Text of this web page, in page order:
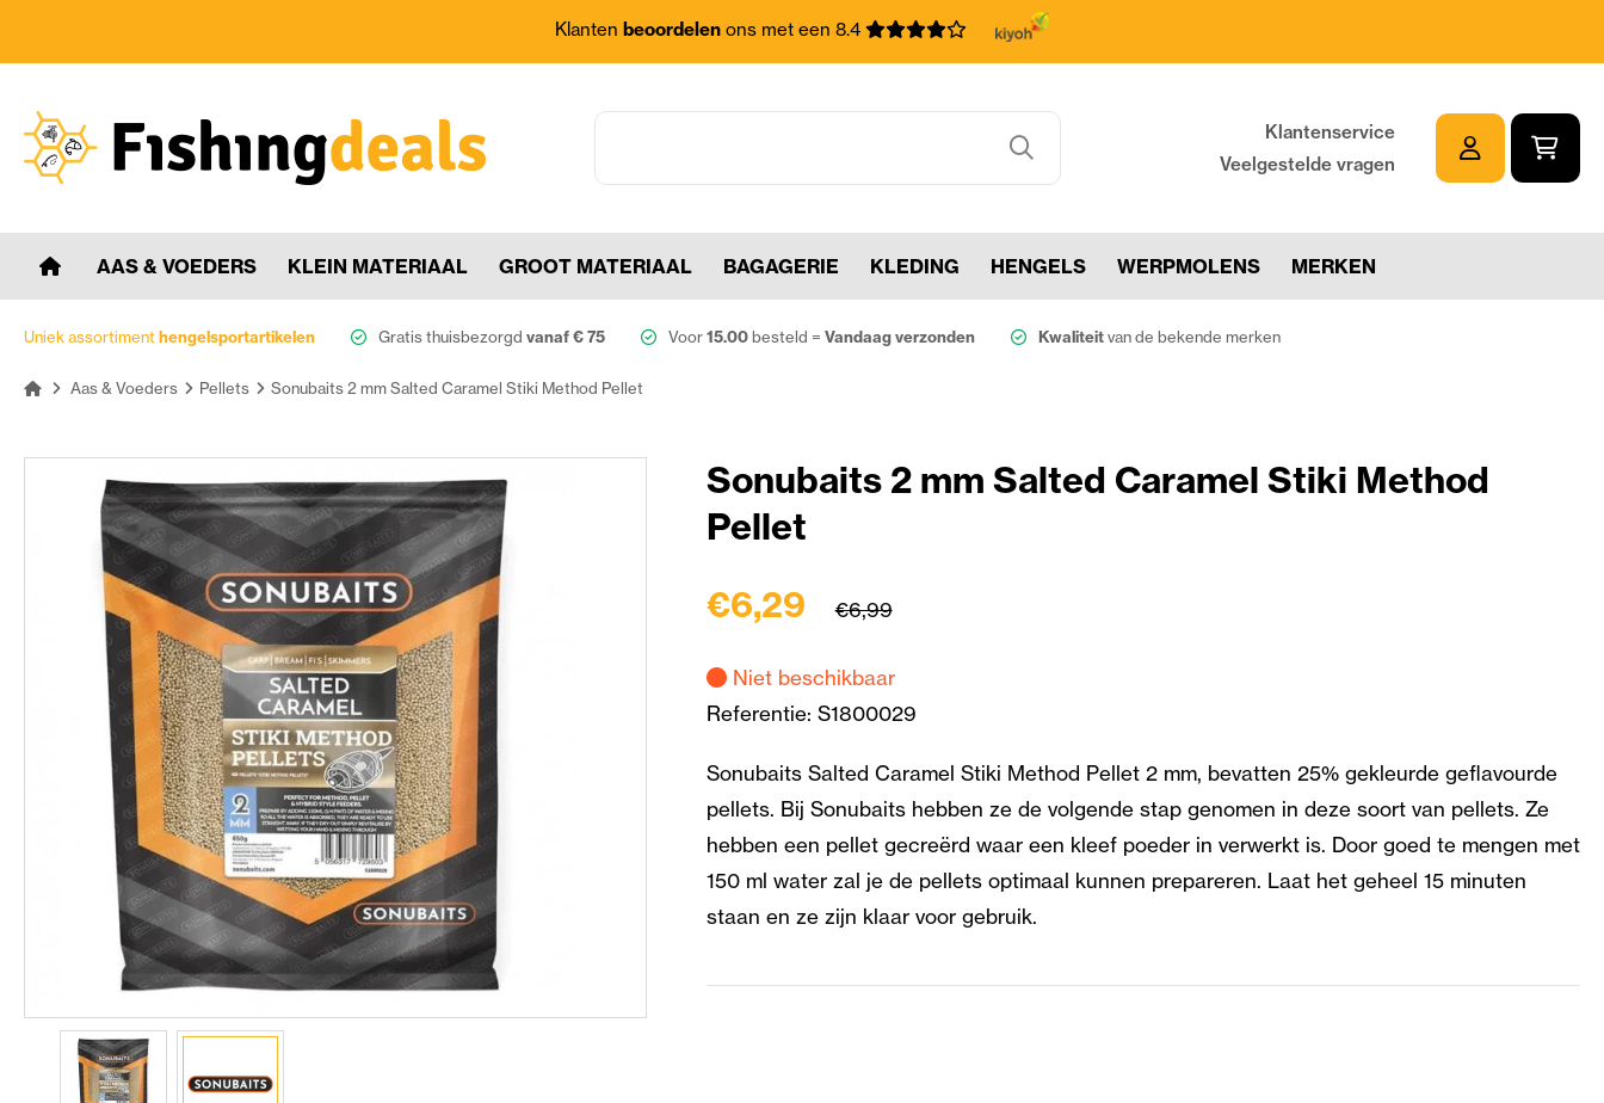
Klanten beoordelen ons met een 8.4
Klantenservice
Veelgestelde vragen
AAS & VOEDERS KLEIN MATERIAAL GROOT MATERIAAL BAGAGERIE KLEDING HENGELS WERPMOLENS MERKEN
Uniek assortimenthengelsportartikelen Gratis thuisbezorgd vanaf € 75 Voor15.00besteld = Vandaag verzonden Kwaliteitvan de bekende merken
Aas & Voeders Pellets Sonubaits 2 mm Salted Caramel Stiki Method Pellet
Sonubaits 2 mm Salted Caramel Stiki Method
Pellet
€6,29 €6,99
Niet beschikbaar
Referentie: S1800029
Sonubaits Salted Caramel Stiki Method Pellet 2 mm, bevatten 25% gekleurde geflavourde
pellets. Bij Sonubaits hebben ze de volgende stap genomen in deze soort van pellets. Ze
hebben een pellet gecreërd waar een kleef poeder in verwerkt is. Door goed te mengen met
150 ml water zal je de pellets optimaal kunnen prepareren. Laat het geheel 15 minuten
staan en ze zijn klaar voor gebruik.